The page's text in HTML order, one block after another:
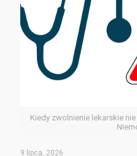
Kiedy zwolnienie lekarskie
9 lipca, 2026